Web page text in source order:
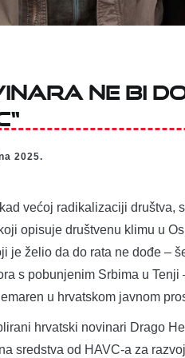
NE BI
2025.
većoj radikalizaciji društva,
opisuje društvenu klimu u
je želio da do rata ne dođe –
s pobunjenim Srbima u
u hrvatskom javnom
hrvatski novinari Drago
sredstva od HAVC-a za